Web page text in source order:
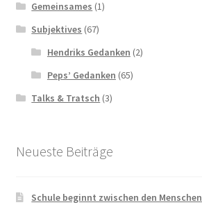
Gemeinsames (1)
Subjektives (67)
Hendriks Gedanken (2)
Peps’ Gedanken (65)
Talks & Tratsch (3)
Neueste Beiträge
Schule beginnt zwischen den Menschen